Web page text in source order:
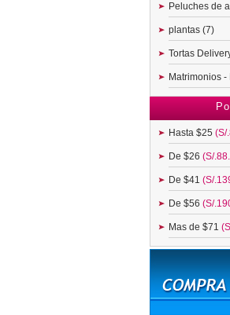
Peluches de
plantas (7)
Tortas
Matrimonios
Hasta $25 (S/
De $26 (S/
De $41 (S/
De $56 (S/
Mas de $71